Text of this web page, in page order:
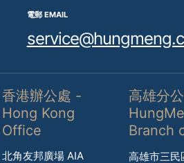
電郵 EMAIL
香港辦公處 -
Hong Kong
Office
北角友邦廣場 AIA
高雄分
Branch
高雄市三民